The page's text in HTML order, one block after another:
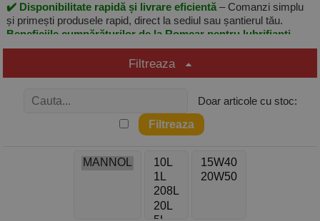
✔️ Disponibilitate rapidă și livrare eficientă – Comanzi simplu
și primești produsele rapid, direct la sediul sau șantierul tău.
Beneficiile cumpărăturilor de la Romcar pentru lubrifianți
profesioniști, prețuri avantajoase și livrare eficientă în toată
✅ Calitate garantata - produse 100% originale ✅ Livrare rapida din
stoc ✅ Cost minim transport
Uleiuri Profesionale pentru Motoare Diesel
Gama noastră de uleiuri 15W40 și 10W40 este destinată
motoarelor diesel de mare putere din transporturi, agricultură,
construcții și industrie. Produsele sunt formulate conform celor
Filtreaza
Doar articole cu stoc: